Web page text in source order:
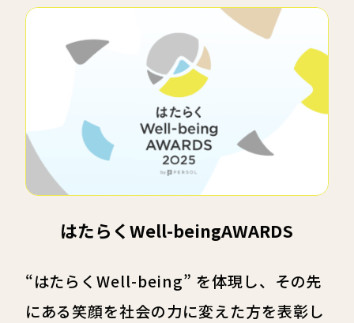
はたらくWell-beingAWARDS
“はたらくWell-being” を体現し、その先
にある笑顔を社会の力に変えた方を表彰し